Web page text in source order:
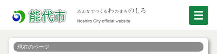
現在のページ